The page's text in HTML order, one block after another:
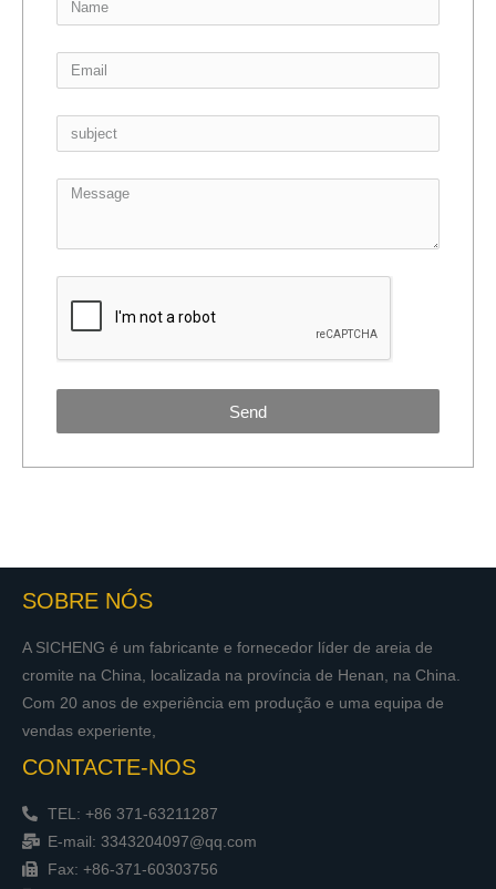
Send
SOBRE NÓS
A SICHENG é um fabricante e fornecedor líder de areia de
cromite na China, localizada na província de Henan, na China.
Com 20 anos de experiência em produção e uma equipa de
vendas experiente,
CONTACTE-NOS
TEL: +86 371-63211287
E-mail: 3343204097@qq.com
Fax: +86-371-60303756